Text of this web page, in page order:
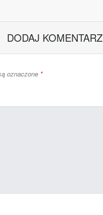
DODAJ KOMENTARZ
oznaczone *